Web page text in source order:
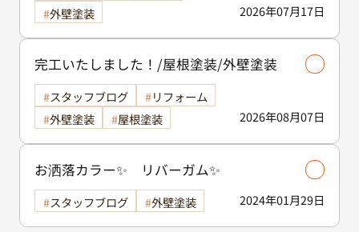
2026年07月17日
外壁塗装
完工いたしました！/屋根塗装/外壁塗装
2026年08月07日
スタッフブログ
リフォーム
外壁塗装
屋根塗装
お洒落カラー✨ リバーガム✨
2024年01月29日
スタッフブログ 外壁塗装